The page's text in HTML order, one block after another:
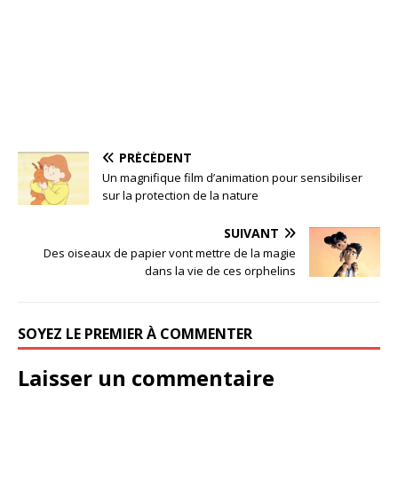
PRÉCÉDENT
Un magnifique film d’animation pour sensibiliser
sur la protection de la nature
SUIVANT
Des oiseaux de papier vont mettre de la magie
dans la vie de ces orphelins
SOYEZ LE PREMIER À COMMENTER
Laisser un commentaire